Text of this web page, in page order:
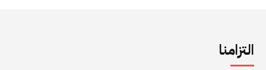
التزامنا